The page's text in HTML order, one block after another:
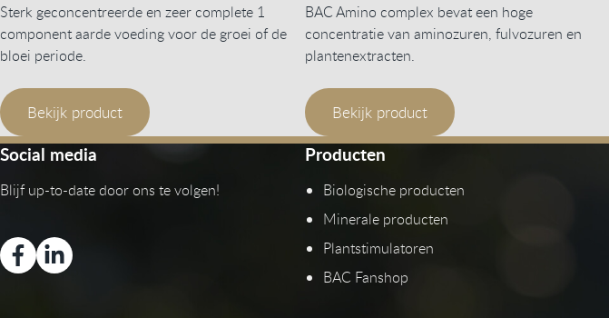
Sterk geconcentreerde en zeer complete 1
component aarde voeding voor de groei of de
bloei periode.
Bekijk product
BAC Amino complex bevat een hoge
concentratie van aminozuren, fulvozuren en
plantenextracten.
Bekijk product
Social media
Blijf up-to-date door ons te volgen!
Producten
Biologische producten
Minerale producten
Plantstimulatoren
BAC Fanshop